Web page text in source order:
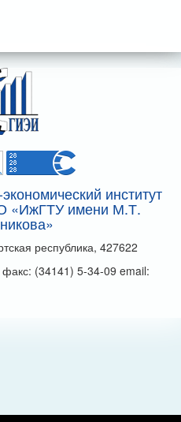
институт
«ИжГТУ имени М.Т.
республика, 427622
(34141) 5-34-09 email: